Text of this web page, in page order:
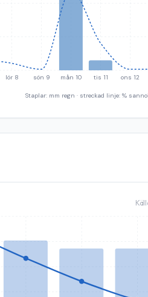
lör 8 sön 9 mån 10 tis 11 ons 12
Staplar: mm regn · streckad linje: %